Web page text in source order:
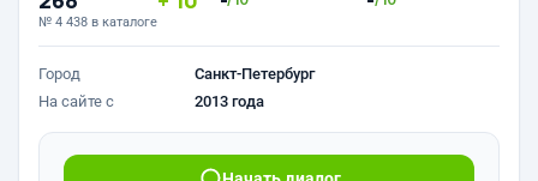
№ 4 438 в каталоге
Город
Санкт-Петербург
На сайте с
2013 года